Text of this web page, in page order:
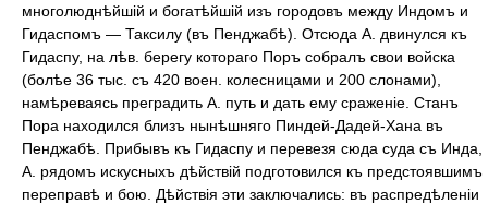
многолюднѣйшій и богатѣйшій изъ городовъ между Индомъ и
Гидаспомъ — Таксилу (въ Пенджабѣ). Отсюда А. двинулся къ
Гидаспу, на лѣв. берегу котораго Поръ собралъ свои войска
(болѣе 36 тыс. съ 420 воен. колесницами и 200 слонами),
намѣреваясь преградить А. путь и дать ему сраженіе. Станъ
Пора находился близъ нынѣшняго Пиндей-Дадей-Хана въ
Пенджабѣ. Прибывъ къ Гидаспу и перевезя сюда суда съ Инда,
А. рядомъ искусныхъ дѣйствій подготовился къ предстоявшимъ
переправѣ и бою. Дѣйствія эти заключались: въ распредѣленіи